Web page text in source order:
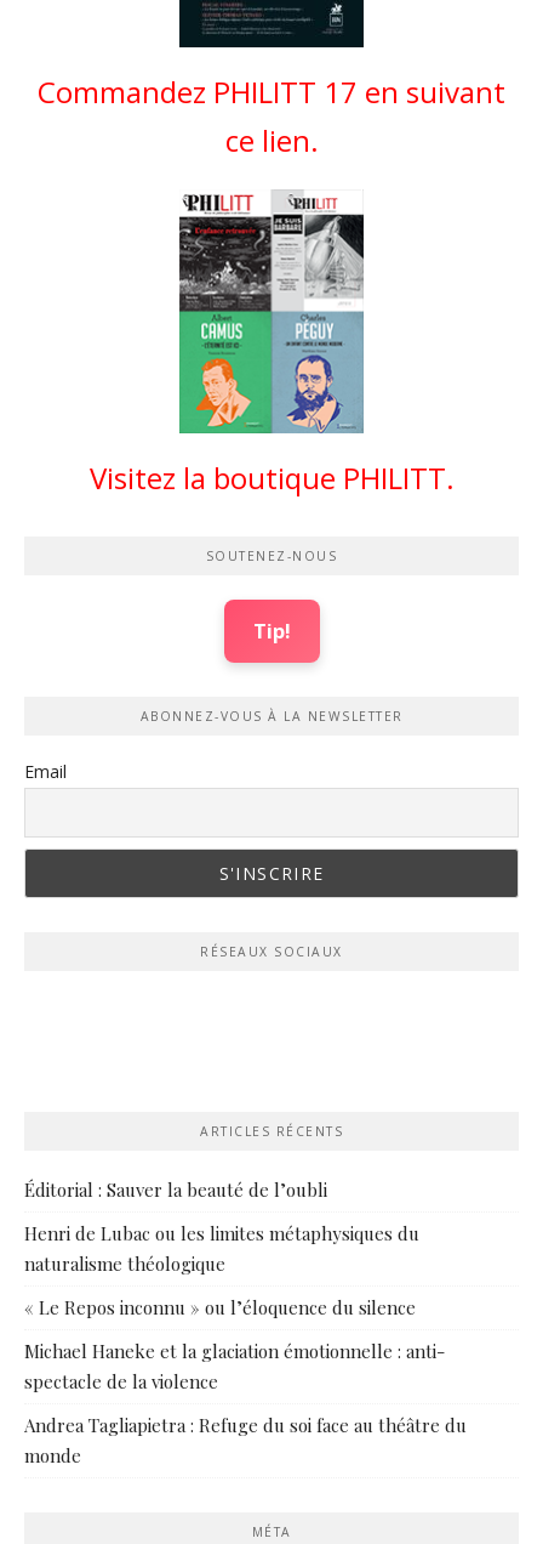
Commandez PHILITT 17 en suivant
ce lien.
Visitez la boutique PHILITT.
SOUTENEZ-NOUS
Tip!
ABONNEZ-VOUS À LA NEWSLETTER
Email
RÉSEAUX SOCIAUX
ARTICLES RÉCENTS
Éditorial : Sauver la beauté de l’oubli
Henri de Lubac ou les limites métaphysiques du
naturalisme théologique
« Le Repos inconnu » ou l’éloquence du silence
Michael Haneke et la glaciation émotionnelle : anti-
spectacle de la violence
Andrea Tagliapietra : Refuge du soi face au théâtre du
monde
MÉTA